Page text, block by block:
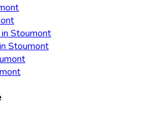
Stoumont
Stoumont